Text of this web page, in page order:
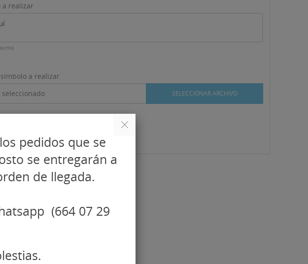
a realizar
a realizar
SELECCIONAR ARCHIVO
PERSONALIZACIÓN
pedidos que se
se entregarán a
de llegada.
(664 07 29